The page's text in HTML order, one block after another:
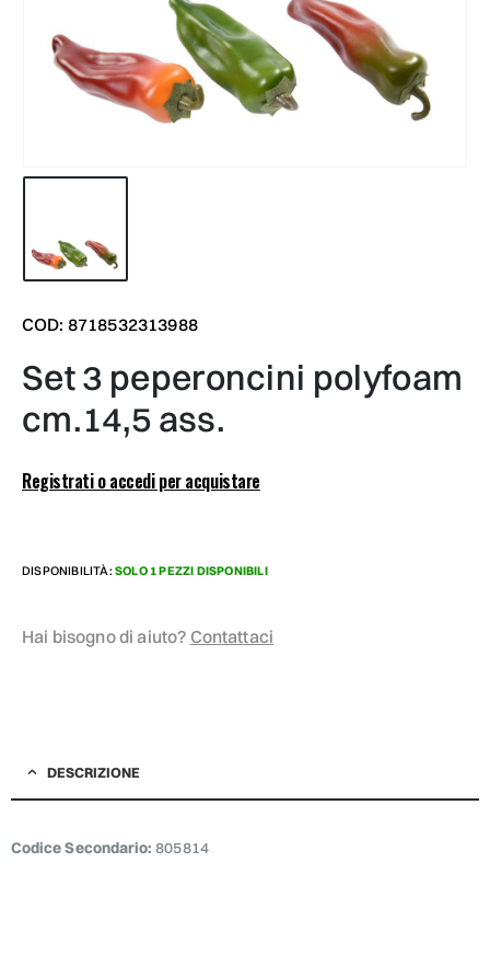
COD: 8718532313988
set 3 peperoncini polyfoam
cm.14,5 ass.
Registrati o accedi per acquistare
DISPONIBILITÀ: SOLO 1 PEZZI DISPONIBILI
Hai bisogno di aiuto? Contattaci
DESCRIZIONE
Codice Secondario: 805814